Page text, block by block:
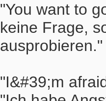
"You want to
keine Frage,
ausprobieren."
"I&#39;m